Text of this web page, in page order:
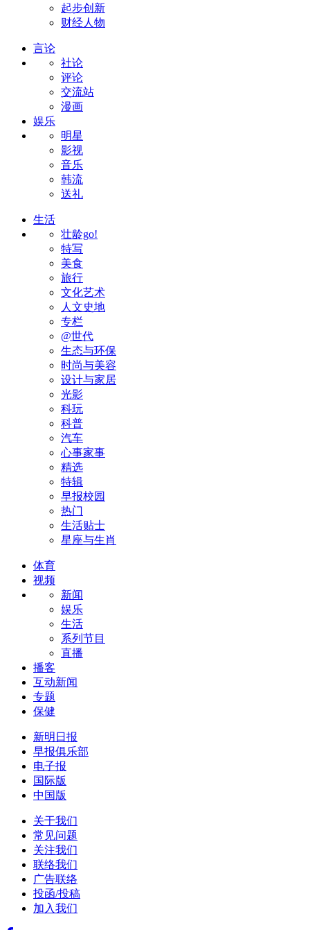
起步创新
财经人物
言论
社论
评论
交流站
漫画
娱乐
明星
影视
音乐
韩流
送礼
生活
壮龄go!
特写
美食
旅行
文化艺术
人文史地
专栏
@世代
生态与环保
时尚与美容
设计与家居
光影
科玩
科普
汽车
心事家事
精选
特辑
早报校园
热门
生活贴士
星座与生肖
体育
视频
新闻
娱乐
生活
系列节目
直播
播客
互动新闻
专题
保健
新明日报
早报俱乐部
电子报
国际版
中国版
关于我们
常见问题
关注我们
联络我们
广告联络
投函/投稿
加入我们